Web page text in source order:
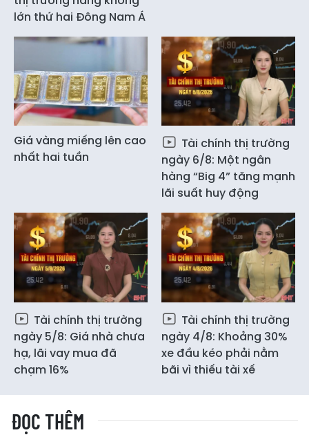
lớn thứ hai Đông Nam Á
Giá vàng miếng lên cao
nhất hai tuần
Tài chính thị trường
ngày 6/8: Một ngân
hàng “Big 4” tăng mạnh
lãi suất huy động
Tài chính thị trường
ngày 5/8: Giá nhà chưa
hạ, lãi vay mua đã
chạm 16%
Tài chính thị trường
ngày 4/8: Khoảng 30%
xe đầu kéo phải nằm
bãi vì thiếu tài xế
ĐỌC THÊM